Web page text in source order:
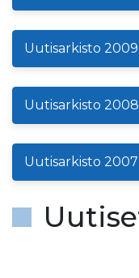
Uutisarkisto 2009
Uutisarkisto 2008
Uutisarkisto 2007